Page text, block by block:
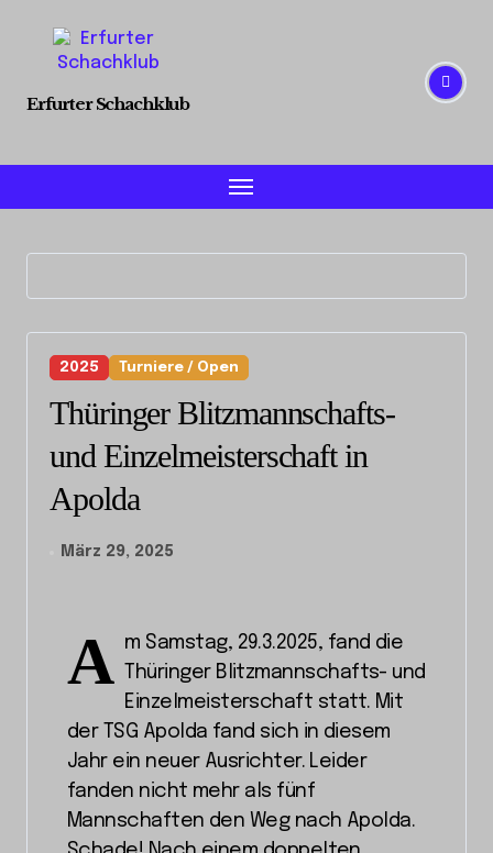
content
Erfurter Schachklub
2025 Turniere / Open
Thüringer Blitzmannschafts-
und Einzelmeisterschaft in
Apolda
März 29, 2025
A m Samstag, 29.3.2025, fand die
Thüringer Blitzmannschafts- und
Einzelmeisterschaft statt. Mit
der TSG Apolda fand sich in diesem
Jahr ein neuer Ausrichter. Leider
fanden nicht mehr als fünf
Mannschaften den Weg nach Apolda.